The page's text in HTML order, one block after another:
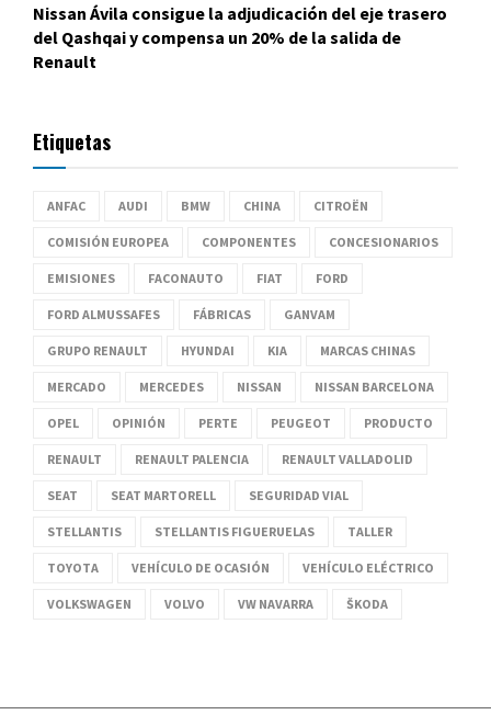
Nissan Ávila consigue la adjudicación del eje trasero
del Qashqai y compensa un 20% de la salida de
Renault
Etiquetas
ANFAC AUDI BMW CHINA CITROËN
COMISIÓN EUROPEA COMPONENTES CONCESIONARIOS
EMISIONES FACONAUTO FIAT FORD
FORD ALMUSSAFES FÁBRICAS GANVAM
GRUPO RENAULT HYUNDAI KIA MARCAS CHINAS
MERCADO MERCEDES NISSAN NISSAN BARCELONA
OPEL OPINIÓN PERTE PEUGEOT PRODUCTO
RENAULT RENAULT PALENCIA RENAULT VALLADOLID
SEAT SEAT MARTORELL SEGURIDAD VIAL
STELLANTIS STELLANTIS FIGUERUELAS TALLER
TOYOTA VEHÍCULO DE OCASIÓN VEHÍCULO ELÉCTRICO
VOLKSWAGEN VOLVO VW NAVARRA ŠKODA